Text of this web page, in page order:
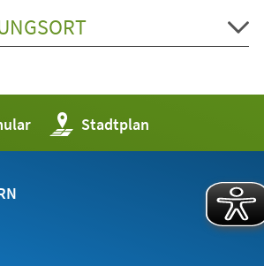
Stadtplan
(Öffnet
in
einem